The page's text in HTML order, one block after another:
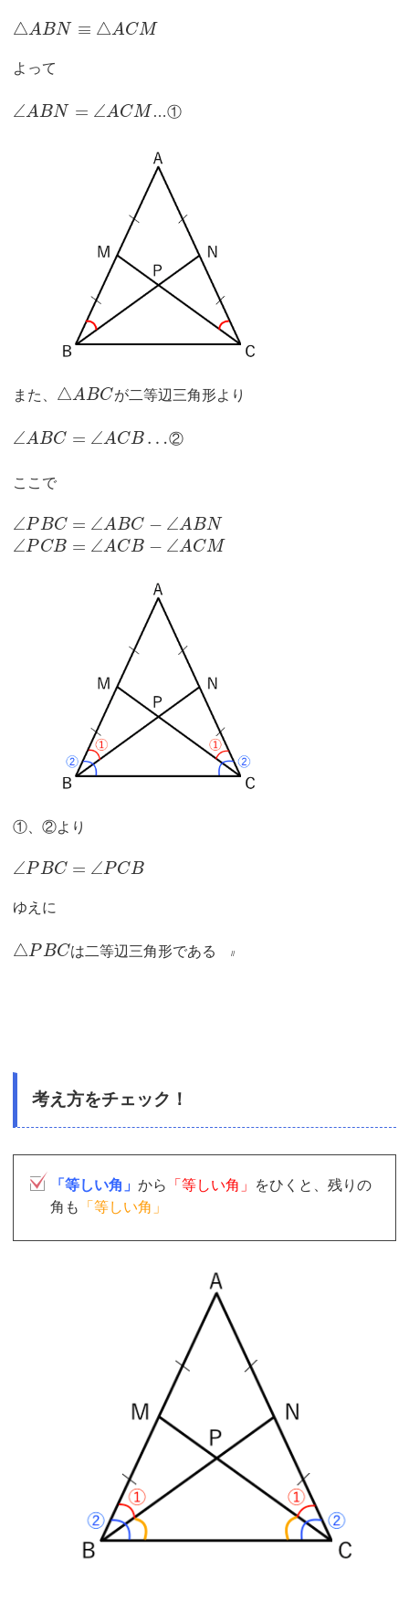
△ABN ≡ △ACM
よって
∠ABN = ∠ACM …①
また、 △ABCが二等辺三角形より
∠ABC = ∠ACB …②
ここで
∠PBC = ∠ABC − ∠ABN
∠PCB = ∠ACB − ∠ACM
①、②より
∠ P BC = ∠ PCB
ゆえに
△PBCは二等辺三角形である //
考え方をチェック！
「等しい角」から 「等しい角」 をひくと、残りの
角も
「等しい角」